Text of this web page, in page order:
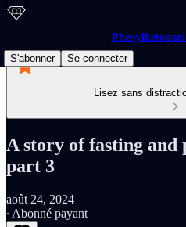
S'abonner
Se connecter
Lisez sans
A story of fasting and
part 3
août 24, 2024
∙ Abonné payant